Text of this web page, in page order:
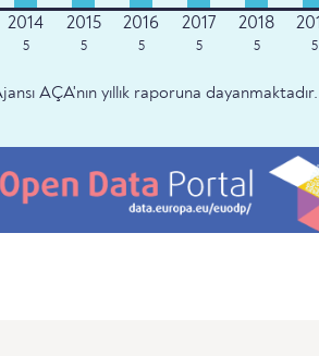
5 5 5 5 5 5
AÇA'nın yıllık raporuna dayanmaktadır.